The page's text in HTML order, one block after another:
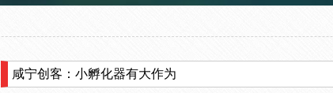
咸宁创客：小孵化器有大作为